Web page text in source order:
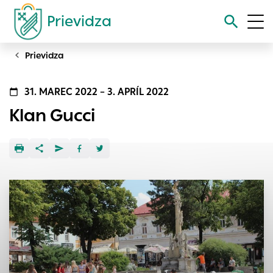
Prievidza
Vyhľadávanie
Prievidza
31. MAREC 2022 – 3. APRÍL 2022
Klan Gucci
Nastavenie cookies
ukladať informácie o vašej aktivite a preferenciách.
voľba v tomto okne.
Vyberte úroveň cookies, ktorú chcete povoliť
Technické cookies
Technické súbory cookie sú pre prevádzku nevyhnutné a
pomáhajú urobiť webové stránky uplatniteľnými tým, že
umožňujú základné funkcie, ako je navigácia na stránke a